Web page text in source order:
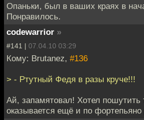
Опаньки, был в ваших краях в
Понравилось.
codewarrior »
#141 | 07.04.10 03:29
Кому: Brutanez, #136
> - Ртутный Федя в разы круче!!!
Ай, запамятовал! Хотел пошутить
оказывается ещё и по